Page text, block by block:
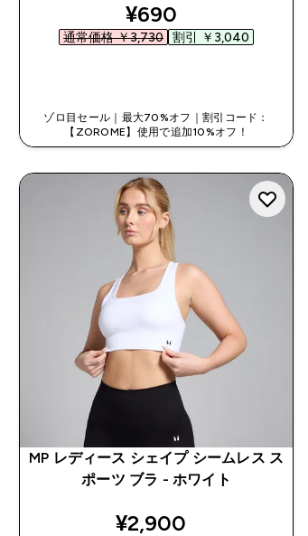
discounted price
¥690‎
通常価格 ￥3,730‎ 割引 ￥3,040‎
ゾロ目セール｜最大70%オフ｜割引コード：
【ZOROME】使用で追加10%オフ！
MP レディース シェイプ シームレス ス
ポーツ ブラ - ホワイト
discounted price
¥2,900‎